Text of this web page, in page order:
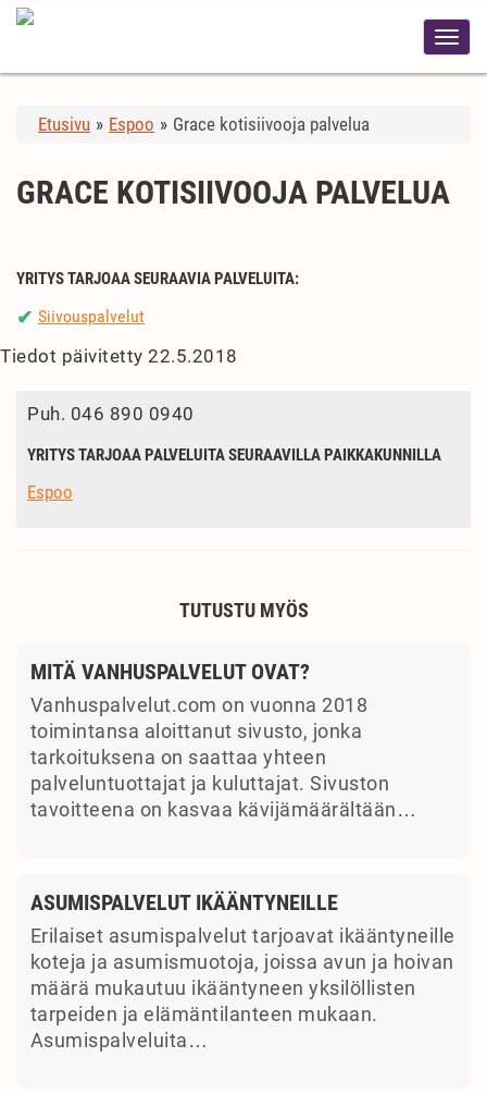
Etusivu » Espoo » Grace kotisiivooja palvelua
GRACE KOTISIIVOOJA PALVELUA
YRITYS TARJOAA SEURAAVIA PALVELUITA:
✔ Siivouspalvelut
Tiedot päivitetty 22.5.2018
Puh. 046 890 0940
YRITYS TARJOAA PALVELUITA SEURAAVILLA PAIKKAKUNNILLA
Espoo
TUTUSTU MYÖS
MITÄ VANHUSPALVELUT OVAT?
Vanhuspalvelut.com on vuonna 2018
toimintansa aloittanut sivusto, jonka
tarkoituksena on saattaa yhteen
palveluntuottajat ja kuluttajat. Sivuston
tavoitteena on kasvaa kävijämäärältään…
ASUMISPALVELUT IKÄÄNTYNEILLE
Erilaiset asumispalvelut tarjoavat ikääntyneille
koteja ja asumismuotoja, joissa avun ja hoivan
määrä mukautuu ikääntyneen yksilöllisten
tarpeiden ja elämäntilanteen mukaan.
Asumispalveluita…